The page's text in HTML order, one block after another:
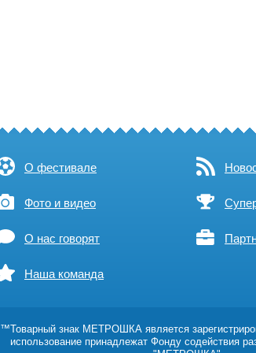
О фестивале
Фото и видео
О нас говорят
Наша команда
™Товарный знак МЕТРОШКА является
использование принадлежат Фонду содействия